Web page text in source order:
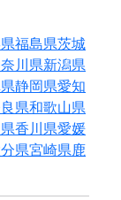
福島県茨城
川県新潟県
静岡県愛知
県和歌山県
香川県愛媛
県宮崎県鹿